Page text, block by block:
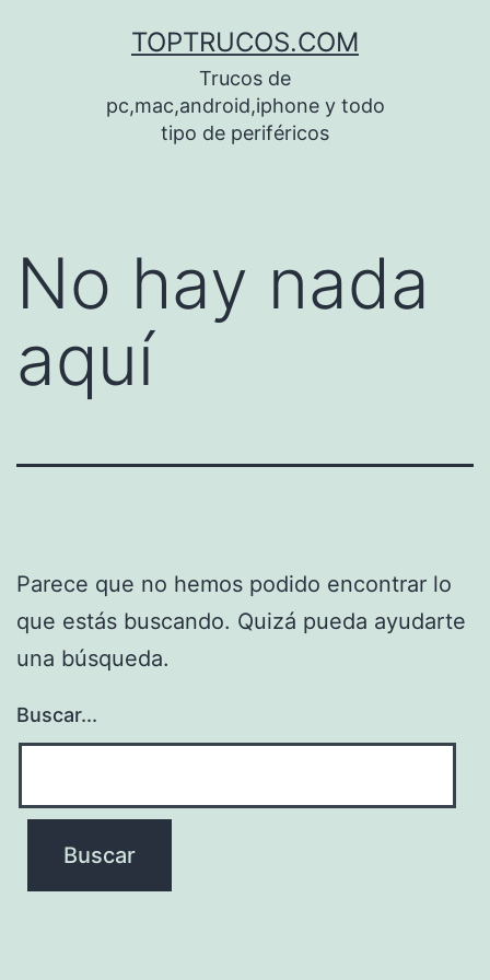
TOPTRUCOS.COM
Trucos de
pc,mac,android,iphone y todo
tipo de periféricos
No hay nada
aquí
Parece que no hemos podido encontrar lo
que estás buscando. Quizá pueda ayudarte
una búsqueda.
Buscar...